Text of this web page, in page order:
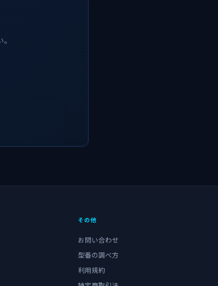
その他
お問い合わせ
型番の調べ方
利用規約